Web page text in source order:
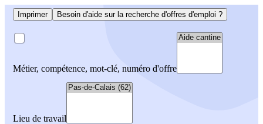
Imprimer Besoin d'aide sur la recherche d'offres d'emploi ?
Métier, compétence, mot-clé, numéro d'offre
Lieu de travail